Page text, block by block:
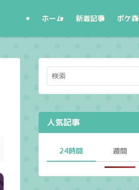
ホーム 新着記事 ポケ森
人気記事
24時間 週間